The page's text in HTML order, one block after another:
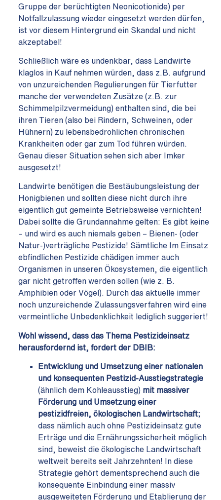
Gruppe der berüchtigten Neonicotionide) per
Notfallzulassung wieder eingesetzt werden dürfen,
ist vor diesem Hintergrund ein Skandal und nicht
akzeptabel!
Schließlich wäre es undenkbar, dass Landwirte
klaglos in Kauf nehmen würden, dass z.B. aufgrund
von unzureichenden Regulierungen für Tierfutter
manche der verwendeten Zusätze (z.B. zur
Schimmelpilzvermeidung) enthalten sind, die bei
ihren Tieren (also bei Rindern, Schweinen, oder
Hühnern) zu lebensbedrohlichen chronischen
Krankheiten oder gar zum Tod führen würden.
Genau dieser Situation sehen sich aber Imker
ausgesetzt!
Landwirte benötigen die Bestäubungsleistung der
Honigbienen und sollten diese nicht durch ihre
eigentlich gut gemeinte Betriebsweise vernichten!
Dabei sollte die Grundannahme gelten: Es gibt keine
– und wird es auch niemals geben – Bienen- (oder
Natur-)verträgliche Pestizide! Sämtliche Im Einsatz
ebfindlichen Pestizide chädigen immer auch
Organismen in unseren Ökosystemen, die eigentlich
gar nicht getroffen werden sollen (wie z. B.
Amphibien oder Vögel). Durch das aktuelle immer
noch unzureichende Zulassungsverfahren wird eine
vermeintliche Unbedenklichkeit lediglich suggeriert!
Wohl wissend, dass das Thema Pestizideinsatz
herausfordernd ist, fordert der DBIB:
Entwicklung und Umsetzung einer nationalen
und konsequenten Pestizid-Ausstiegstrategie
(ähnlich dem Kohleausstieg) mit massiver
Förderung und Umsetzung einer
pestizidfreien, ökologischen Landwirtschaft;
dass nämlich auch ohne Pestizideinsatz gute
Erträge und die Ernährungssicherheit möglich
sind, beweist die ökologische Landwirtschaft
weltweit bereits seit Jahrzehnten! In diese
Strategie gehört dementsprechend auch die
konsequente Einbindung einer massiv
ausgeweiteten Förderung und Etablierung der